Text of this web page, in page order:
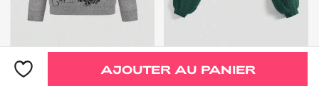
14,17€ 23,49€
AJOUTER AU PANIER